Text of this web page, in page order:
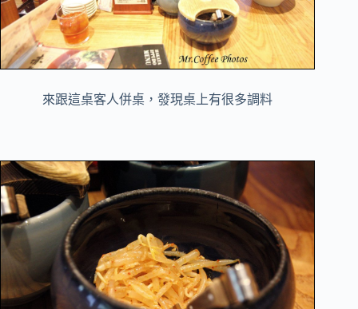
來跟這桌客人併桌，發現桌上有很多調料